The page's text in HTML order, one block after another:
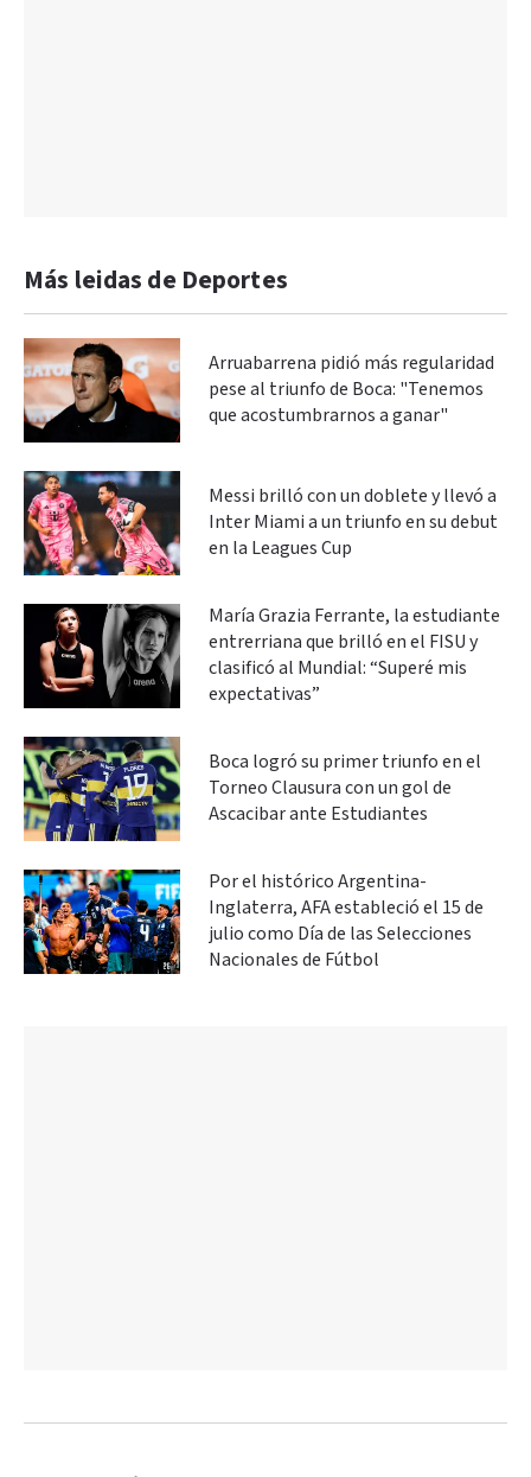
Más leidas de Deportes
Arruabarrena pidió más regularidad
pese al triunfo de Boca: "Tenemos
que acostumbrarnos a ganar"
Messi brilló con un doblete y llevó a
Inter Miami a un triunfo en su debut
en la Leagues Cup
María Grazia Ferrante, la estudiante
entrerriana que brilló en el FISU y
clasificó al Mundial: “Superé mis
expectativas”
Boca logró su primer triunfo en el
Torneo Clausura con un gol de
Ascacibar ante Estudiantes
Por el histórico Argentina-
Inglaterra, AFA estableció el 15 de
julio como Día de las Selecciones
Nacionales de Fútbol